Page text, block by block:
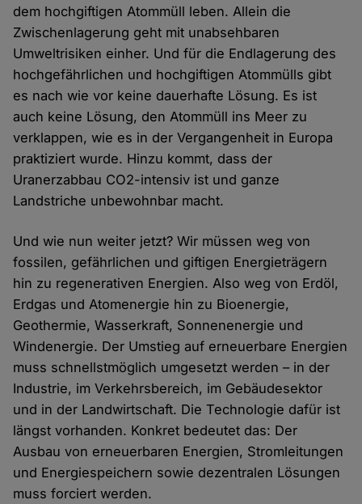
dem hochgiftigen Atommüll leben. Allein die
Zwischenlagerung geht mit unabsehbaren
Umweltrisiken einher. Und für die Endlagerung des
hochgefährlichen und hochgiftigen Atommülls gibt
es nach wie vor keine dauerhafte Lösung. Es ist
auch keine Lösung, den Atommüll ins Meer zu
verklappen, wie es in der Vergangenheit in Europa
praktiziert wurde. Hinzu kommt, dass der
Uranerzabbau CO2-intensiv ist und ganze
Landstriche unbewohnbar macht.
Und wie nun weiter jetzt? Wir müssen weg von
fossilen, gefährlichen und giftigen Energieträgern
hin zu regenerativen Energien. Also weg von Erdöl,
Erdgas und Atomenergie hin zu Bioenergie,
Geothermie, Wasserkraft, Sonnenenergie und
Windenergie. Der Umstieg auf erneuerbare Energien
muss schnellstmöglich umgesetzt werden – in der
Industrie, im Verkehrsbereich, im Gebäudesektor
und in der Landwirtschaft. Die Technologie dafür ist
längst vorhanden. Konkret bedeutet das: Der
Ausbau von erneuerbaren Energien, Stromleitungen
und Energiespeichern sowie dezentralen Lösungen
muss forciert werden.